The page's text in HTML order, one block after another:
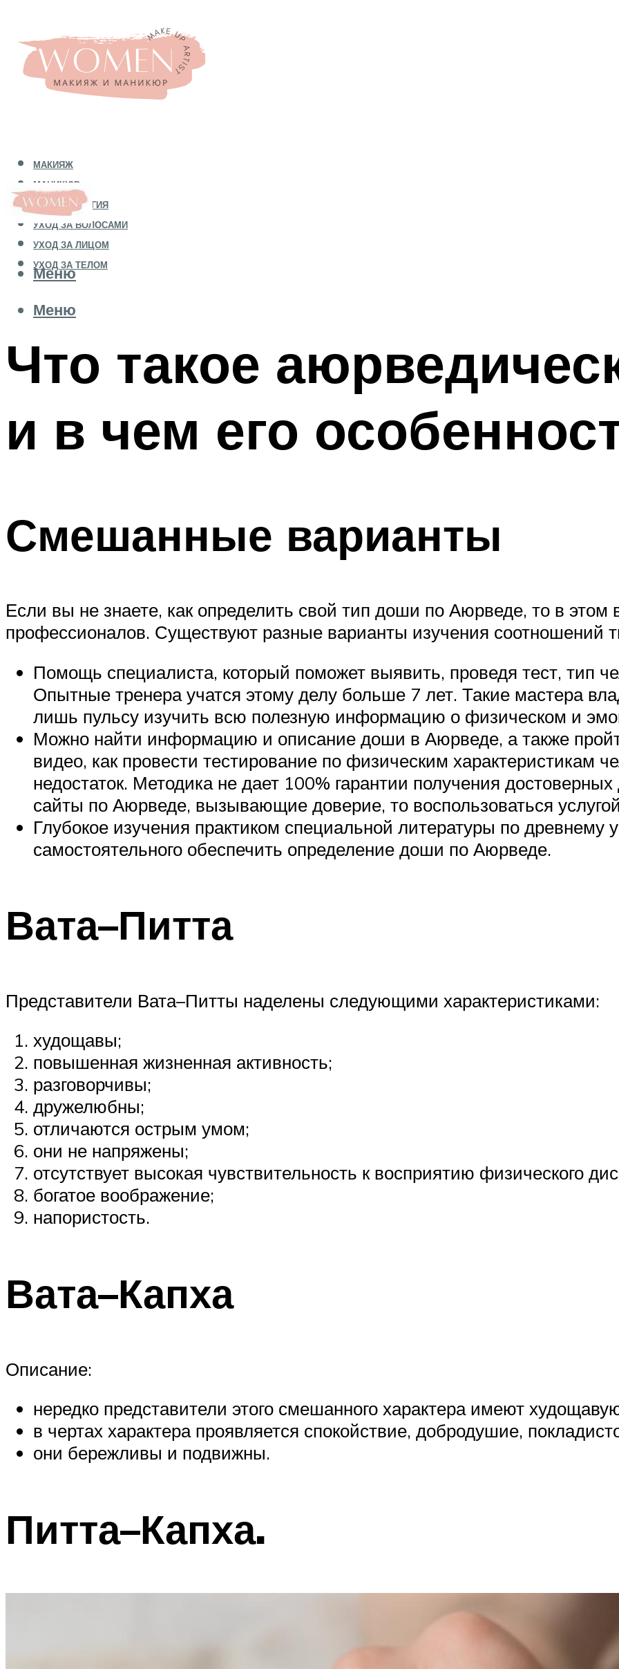
МАКИЯЖ
МАНИКЮР
КОСМЕТОЛОГИЯ
УХОД ЗА ВОЛОСАМИ
УХОД ЗА ЛИЦОМ
УХОД ЗА ТЕЛОМ
Меню
Меню
Что такое
и в чем его
Смешанные варианты
Если вы не знаете, как определить свой тип доши по Аюрведе, то в этом
профессионалов. Существуют разные варианты изучения соотношений
Помощь специалиста, который поможет выявить, проведя тест, тип
Опытные тренера учатся этому делу больше 7 лет. Такие мастера
лишь пульсу изучить всю полезную информацию о физическом и
Можно найти информацию и описание доши в Аюрведе, а также
видео, как провести тестирование по физическим характеристикам
недостаток. Методика не дает 100% гарантии получения
сайты по Аюрведе, вызывающие доверие, то воспользоваться
Глубокое изучения практиком специальной литературы по
самостоятельного обеспечить определение доши по Аюрведе.
Вата–Питта
Представители Вата–Питты наделены следующими характеристиками:
худощавы;
повышенная жизненная активность;
разговорчивы;
дружелюбны;
отличаются острым умом;
они не напряжены;
отсутствует высокая чувствительность к восприятию физического
богатое воображение;
напористость.
Вата–Капха
Описание:
нередко представители этого смешанного характера имеют
в чертах характера проявляется спокойствие, добродушие,
они бережливы и подвижны.
Питта–Капха.